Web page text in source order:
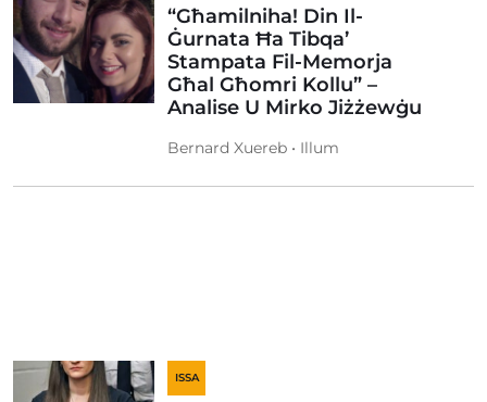
“Għamilniha! Din Il-
Ġurnata Ħa Tibqa’
Stampata Fil-Memorja
Għal Għomri Kollu” –
Analise U Mirko Jiżżewġu
Bernard Xuereb • Illum
ISSA